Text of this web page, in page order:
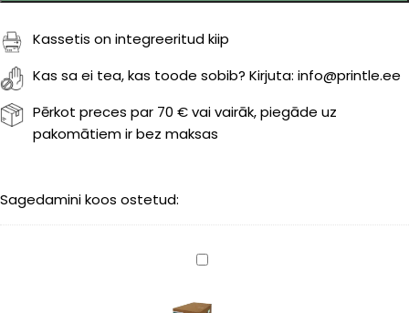
Kassetis on integreeritud kiip
Kas sa ei tea, kas toode sobib? Kirjuta: info@printle.ee
Pērkot preces par 70 € vai vairāk, piegāde uz
pakomātiem ir bez maksas
Sagedamini koos ostetud:
Samsung
C506L